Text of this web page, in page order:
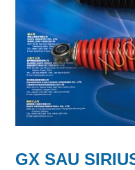
GX SAU